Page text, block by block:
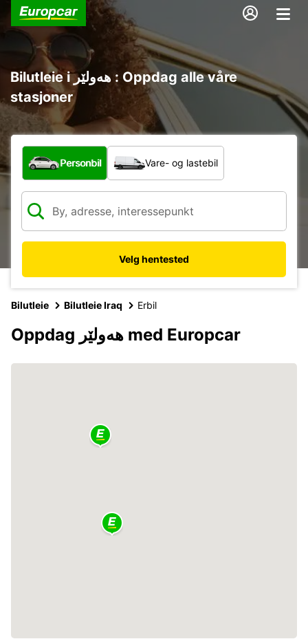
Bilutleie i ھەولێر : Oppdag alle våre
stasjoner
Hvilken type bil?
Personbil Vare- og lastebil
Velg hentested
Bilutleie Bilutleie Iraq Erbil
Oppdag ھەولێر med Europcar